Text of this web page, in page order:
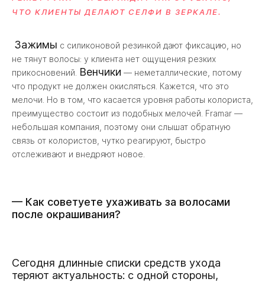
ЧТО КЛИЕНТЫ ДЕЛАЮТ СЕЛФИ В ЗЕРКАЛЕ.
Зажимы с силиконовой резинкой дают фиксацию, но
не тянут волосы: у клиента нет ощущения резких
прикосновений. Венчики — неметаллические, потому
что продукт не должен окисляться. Кажется, что это
мелочи. Но в том, что касается уровня работы колориста,
преимущество состоит из подобных мелочей. Framar —
небольшая компания, поэтому они слышат обратную
связь от колористов, чутко реагируют, быстро
отслеживают и внедряют новое.
— Как советуете ухаживать за волосами
после окрашивания?
Сегодня длинные списки средств ухода
теряют актуальность: с одной стороны,